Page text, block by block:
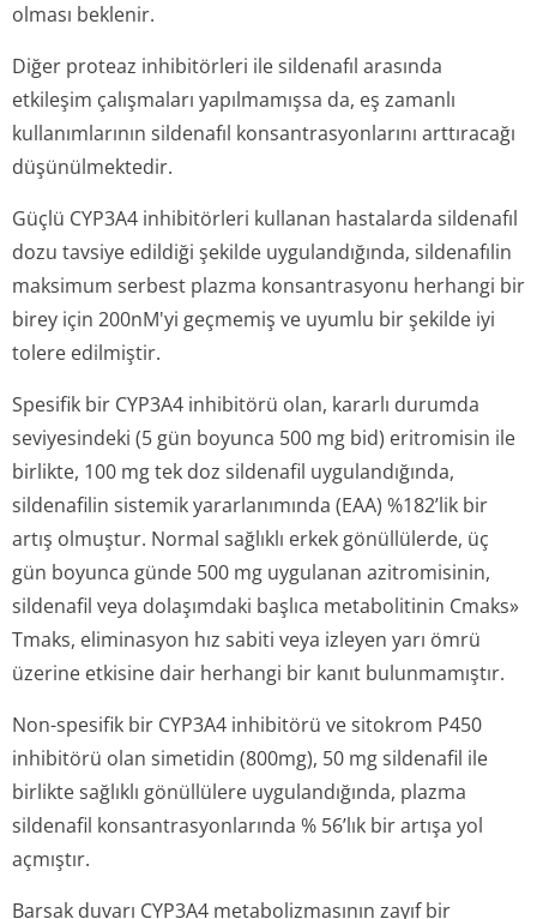
olması beklenir.
Diğer proteaz inhibitörleri ile sildenafıl arasında
etkileşim çalışmaları yapılmamışsa da, eş zamanlı
kullanımlarının sildenafıl konsantrasyonlarını arttıracağı
düşünülmektedir.
Güçlü CYP3A4 inhibitörleri kullanan hastalarda sildenafıl
dozu tavsiye edildiği şekilde uygulandığında, sildenafılin
maksimum serbest plazma konsantrasyonu herhangi bir
birey için 200nM'yi geçmemiş ve uyumlu bir şekilde iyi
tolere edilmiştir.
Spesifik bir CYP3A4 inhibitörü olan, kararlı durumda
seviyesindeki (5 gün boyunca 500 mg bid) eritromisin ile
birlikte, 100 mg tek doz sildenafil uygulandığında,
sildenafilin sistemik yararlanımında (EAA) %182’lik bir
artış olmuştur. Normal sağlıklı erkek gönüllülerde, üç
gün boyunca günde 500 mg uygulanan azitromisinin,
sildenafil veya dolaşımdaki başlıca metabolitinin Cmaks»
Tmaks, eliminasyon hız sabiti veya izleyen yarı ömrü
üzerine etkisine dair herhangi bir kanıt bulunmamıştır.
Non-spesifik bir CYP3A4 inhibitörü ve sitokrom P450
inhibitörü olan simetidin (800mg), 50 mg sildenafil ile
birlikte sağlıklı gönüllülere uygulandığında, plazma
sildenafil konsantrasyon­larında % 56’lık bir artışa yol
açmıştır.
Barsak duvarı CYP3A4 metabolizmasının zayıf bir